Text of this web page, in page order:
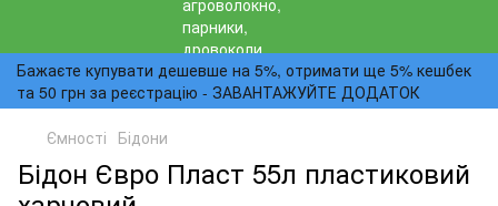
Бажаєте купувати дешевше на 5%, отримати ще 5% кешбек
та 50 грн за реєстрацію - ЗАВАНТАЖУЙТЕ ДОДАТОК
Ємності Бідони
Бідон Євро Пласт 55л пластиковий